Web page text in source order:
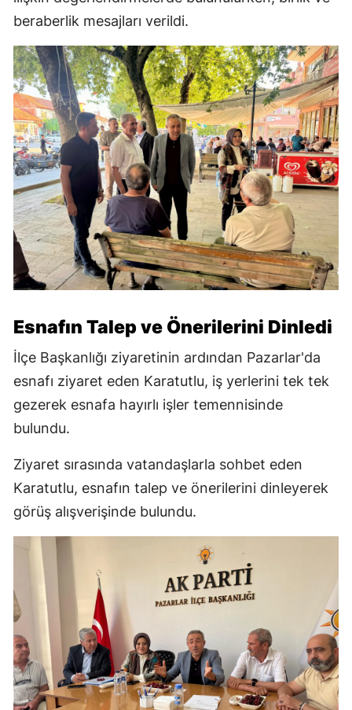
beraberlik mesajları verildi.
Esnafın Talep ve Önerilerini Dinledi
İlçe Başkanlığı ziyaretinin ardından Pazarlar'da
esnafı ziyaret eden Karatutlu, iş yerlerini tek tek
gezerek esnafa hayırlı işler temennisinde
bulundu.
Ziyaret sırasında vatandaşlarla sohbet eden
Karatutlu, esnafın talep ve önerilerini dinleyerek
görüş alışverişinde bulundu.